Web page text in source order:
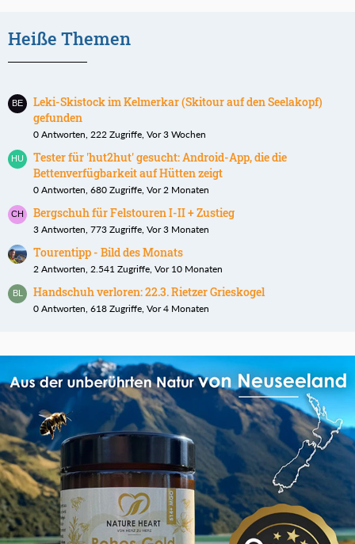
Heiße Themen
Leki-Skistock im Kelmerkar (Skitour auf den Seelakopf)
gefunden
0 Antworten, 222 Zugriffe, Vor 3 Wochen
Tester für 'hut2hut' gesucht: Android-App, die die
Bettenverfügbarkeit auf Hütten zeigt
0 Antworten, 680 Zugriffe, Vor 2 Monaten
Bergschuh für Felstouren I-II + Zustieg
3 Antworten, 773 Zugriffe, Vor 3 Monaten
Tourentipp - Bild des Monats
2 Antworten, 2.541 Zugriffe, Vor 10 Monaten
Handschuh verloren: 22.3. Rietzer Grieskogel
0 Antworten, 618 Zugriffe, Vor 4 Monaten